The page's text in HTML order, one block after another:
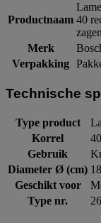
Productnaam 40
zagen
Merk
Verpakking
Technische
Type product
Korrel
40
Gebruik
Diameter Ø (cm)
Geschikt voor
Type nr.